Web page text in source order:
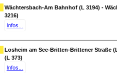
Wächtersbach-Am Bahnhof (L 3194) -
3216)
Infos...
Losheim am See-Britten-Brittener Straße
(L 373)
Infos...